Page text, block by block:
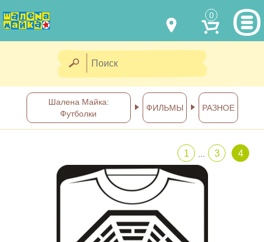
0
(067) 011 0404
shalena@mayka.dp.ua
г.Днепр, ул. Ярослава Мудрого, 68
Посмотреть на карте
Отправка по Украине каждый
день
НАШИ РАБОТЫ
КАК КУПИТЬ
КАК НАС НАЙТИ
ПОЛНАЯ ВЕРСИЯ САЙТА
Шалена Майка:
Футболки
ФИЛЬМЫ РАЗНОЕ
1 3 4